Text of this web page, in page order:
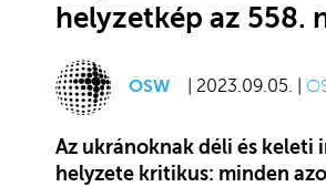
helyzetkép az 558.
OSW | 2023.09.05. |
Az ukránoknak déli és keleti
helyzete kritikus: minden